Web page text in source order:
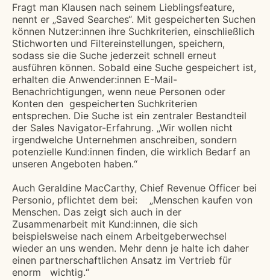
Fragt man Klausen nach seinem Lieblingsfeature,
nennt er „Saved Searches“. Mit gespeicherten Suchen
können Nutzer:innen ihre Suchkriterien, einschließlich
Stichworten und Filtereinstellungen, speichern,
sodass sie die Suche jederzeit schnell erneut
ausführen können. Sobald eine Suche gespeichert ist,
erhalten die Anwender:innen E-Mail-
Benachrichtigungen, wenn neue Personen oder
Konten den gespeicherten Suchkriterien
entsprechen. Die Suche ist ein zentraler Bestandteil
der Sales Navigator-Erfahrung. „Wir wollen nicht
irgendwelche Unternehmen anschreiben, sondern
potenzielle Kund:innen finden, die wirklich Bedarf an
unseren Angeboten haben.“
Auch Geraldine MacCarthy, Chief Revenue Officer bei
Personio, pflichtet dem bei: ​ ​​ ​​ ​„Menschen kaufen von
Menschen. Das zeigt sich auch in der
Zusammenarbeit mit Kund:innen, die sich ​
beispielsweise ​nach einem ​Arbeitgeber​​wechsel
wieder an uns wenden. Mehr denn je halte ich daher
einen partnerschaftlichen Ansatz im Vertrieb für
enorm ​ ​​ ​wichtig.“